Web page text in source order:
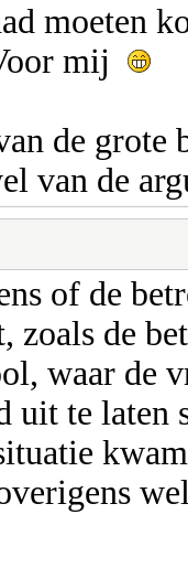
moeten
mij
de grote
van de
of de
zoals de
waar de
uit te laten